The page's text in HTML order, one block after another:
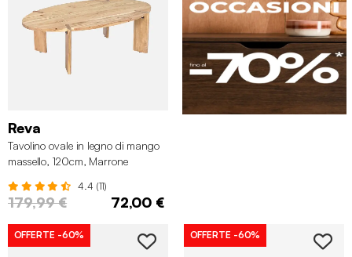
Reva
Tavolino ovale in legno di mango
massello, 120cm, Marrone
4.4 (11)
179,99 € 72,00 €
OFFERTE -60% OFFERTE -60%